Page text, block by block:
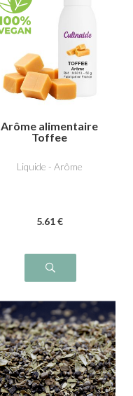
Arôme alimentaire
Toffee
Liquide - Arôme
5.61 €